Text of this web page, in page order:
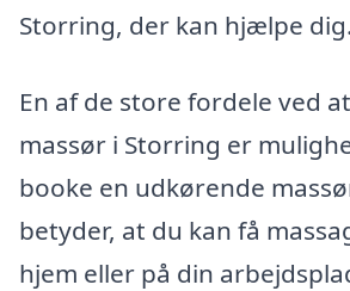
Storring, der kan hjælpe dig.
En af de store fordele ved
massør i Storring er
booke en udkørende
betyder, at du kan få
hjem eller på din